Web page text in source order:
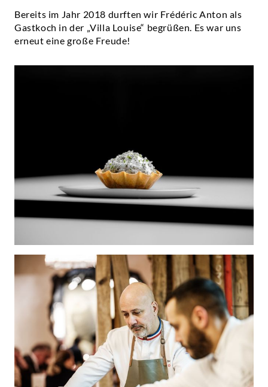
Bereits im Jahr 2018 durften wir Frédéric Anton als
Gastkoch in der „Villa Louise“ begrüßen. Es war uns
erneut eine große Freude!